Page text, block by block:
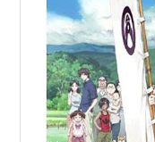
キャスト
ジェフ・ブリッ
ブルース・ボッ
デヴィッド・ワ
シンディ・モー